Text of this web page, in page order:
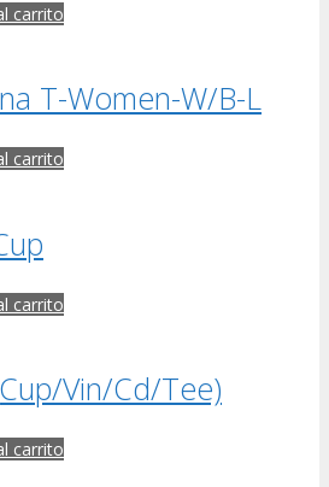
carrito
T-Women-W/B-L
carrito
carrito
Vin/Cd/Tee)
carrito